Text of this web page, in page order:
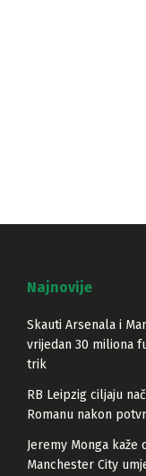
Najnovije
Skauti Arsenala i
vrijedan 30 miliona
trik
RB Leipzig ciljaju
Romanu nakon
Jeremy Monga kaže
Manchester City